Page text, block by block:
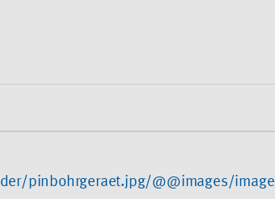
pinbohrgeraet.jpg/@@images/image